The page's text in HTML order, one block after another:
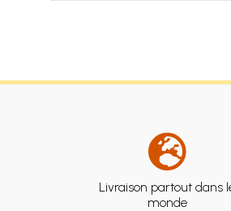
Livraison partout dans
monde